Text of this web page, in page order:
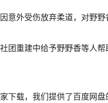
意外受伤放弃柔道，对野
团重建中给予野野香等人帮
下载，我们提供了百度网